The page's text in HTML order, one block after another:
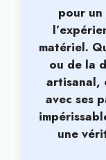
pour un
matériel.
ou de la
artisanal,
avec ses
une